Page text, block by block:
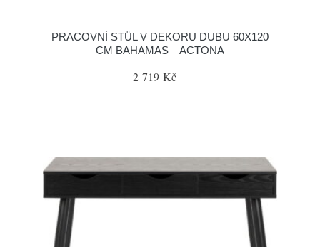
PRACOVNÍ STŮL V DEKORU DUBU 60X120
CM BAHAMAS – ACTONA
2 719 Kč